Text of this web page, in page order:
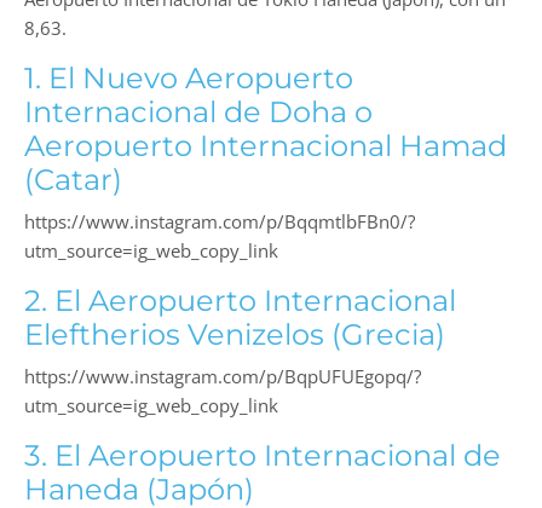
8,63.
1. El Nuevo Aeropuerto
Internacional de Doha o
Aeropuerto Internacional Hamad​
(Catar)
https://www.instagram.com/p/BqqmtlbFBn0/?
utm_source=ig_web_copy_link
2. El Aeropuerto Internacional
Eleftherios Venizelos (Grecia)
https://www.instagram.com/p/BqpUFUEgopq/?
utm_source=ig_web_copy_link
3. El Aeropuerto Internacional de
Haneda (Japón)